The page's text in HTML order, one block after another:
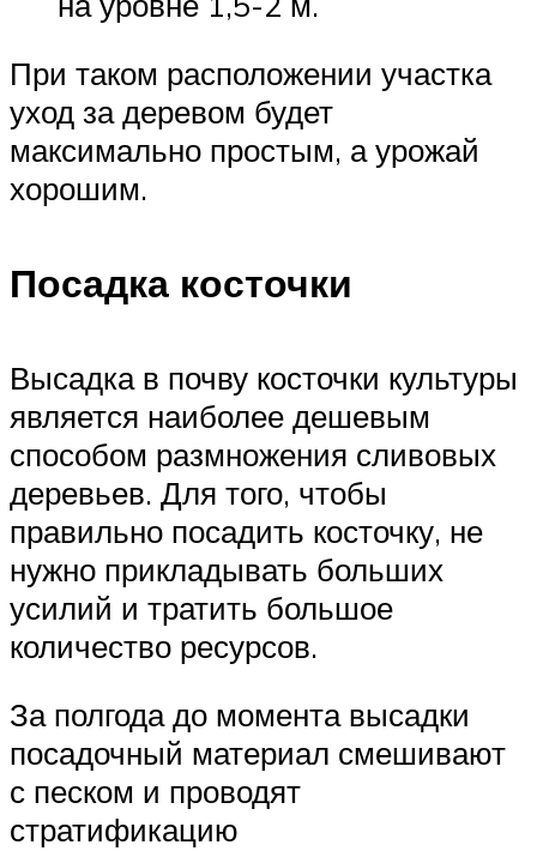
При таком расположении участка
уход за деревом будет
максимально простым, а урожай
хорошим.
Посадка косточки
Высадка в почву косточки культуры
является наиболее дешевым
способом размножения сливовых
деревьев. Для того, чтобы
правильно посадить косточку, не
нужно прикладывать больших
усилий и тратить большое
количество ресурсов.
За полгода до момента высадки
посадочный материал смешивают
с песком и проводят
стратификацию